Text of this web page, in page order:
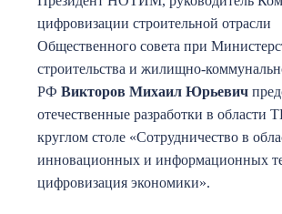
цифровизации строительной отрасли
Общественного совета при
строительства и жилищно-
РФ Викторов Михаил Юрьевич
отечественные разработки в области
круглом столе «Сотрудничество в
инновационных и информационных
цифровизация экономики».